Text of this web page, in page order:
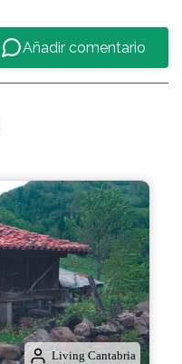
Añadir comentario
29 / AGO / 2021